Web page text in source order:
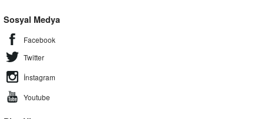
Sosyal Medya
Facebook
Twitter
İnstagram
Youtube